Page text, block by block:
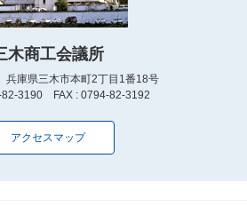
木商工会議所
庫県三木市本町2丁目1番18号
82-3190 FAX : 0794-82-3192
アクセスマップ